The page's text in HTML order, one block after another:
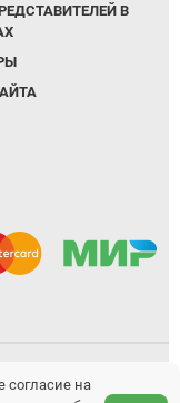
В
данных
согласие на